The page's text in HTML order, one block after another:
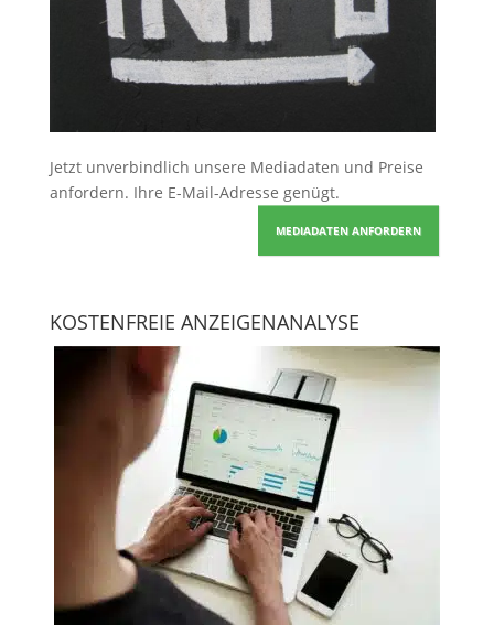
Jetzt unverbindlich unsere Mediadaten und Preise
anfordern. Ihre E-Mail-Adresse genügt.
MEDIADATEN ANFORDERN
KOSTENFREIE ANZEIGENANALYSE